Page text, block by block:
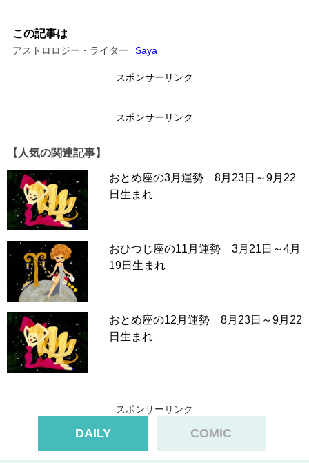
この記事は
アストロロジー・ライター Saya
スポンサーリンク
スポンサーリンク
【人気の関連記事】
おとめ座の3月運勢 8月23日～9月22
日生まれ
おひつじ座の11月運勢 3月21日～4月
19日生まれ
おとめ座の12月運勢 8月23日～9月22
日生まれ
スポンサーリンク
DAILY COMIC